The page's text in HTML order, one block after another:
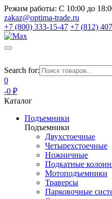
Режим работы: С 10:00 до
zakaz@optima-trade.ru
+7 (800) 333-15-47 +7 (812)
Search for:
0
-0 ₽
Каталог
Подъемники
Подъемники
Двухстоечные
Четырехстоечные
Ножничные
Подкатные
Мотоподъемники
Траверсы
Парковочные